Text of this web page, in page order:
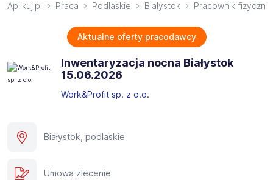
Aplikuj.pl Praca Podlaskie Białystok Pracownik fizyczny
Aktualne oferty pracodawcy
Inwentaryzacja nocna Białystok
15.06.2026
Work&Profit sp. z o.o.
Białystok, podlaskie
Umowa zlecenie